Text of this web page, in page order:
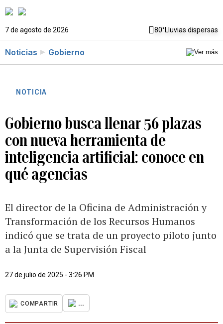
7 de agosto de 2026 80°Lluvias dispersas
Noticias Gobierno
NOTICIA
Gobierno busca llenar 56 plazas
con nueva herramienta de
inteligencia artificial: conoce en
qué agencias
El director de la Oficina de Administración y
Transformación de los Recursos Humanos
indicó que se trata de un proyecto piloto junto
a la Junta de Supervisión Fiscal
27 de julio de 2025 - 3:26 PM
COMPARTIR ...